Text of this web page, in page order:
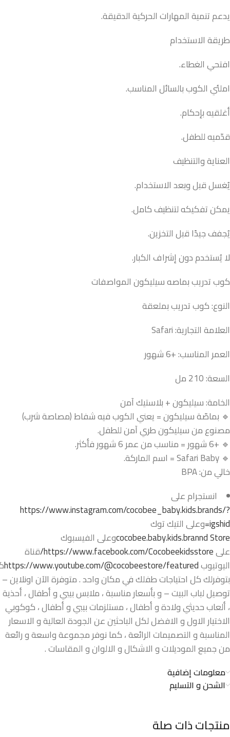
يدعم تنمية المهارات الحركية الدقيقة.
طريقة الاستخدام
افتحي الغطاء.
املئي الكوب بالسائل المناسب.
أغلقيه بإحكام.
قدّميه للطفل.
العناية والتنظيف
يُغسل قبل وبعد الاستخدام.
يمكن تفكيكه لتنظيف كامل.
يُجفف جيدًا قبل التخزين.
لا يُستخدم دون إشراف الكبار.
كوب تدريب بماصه سيليكون المواصفات
النوع: كوب تدريب بملعقة
العلامة التجارية: Safari
العمر المناسب: +6 شهور
السعة: 210 مل
الخامة: سيليكون + بلاستيك آمن
🔹 بماصّة سيليكون = يعني الكوب فيه شفاط (مصاصة شرب)
مصنوع من سيليكون طري آمن للطفل.
🔹 +6 شهور = مناسب من عمر 6 شهور فأكثر.
🔹 Safari Baby = اسم الماركة.
خالي من: BPA
انستجرام على
https://www.instagram.com/cocobee_baby.kids.brands/?
igshid= وعلى التيك توك
cocobee.baby.kids.brannd Storeوعلى الفيسبوك
علىhttps://www.facebook.com/Cocobeekidsstore/ قناة
اليوتيوبhttps://www.youtube.com/@cocobeestore/featured
بتوفرلك كل احتياجات طفلك في مكان واحد . متوفرة الآن اونلاين –
توصيل لباب البيت – و بأسعار مناسبة ، ملابس بيبي و أطفال ، أحذية
، ألعاب حديثي ولادة و أطفال ، مستلزمات بيبي و أطفال ، كوكوبي
الاختيار الاول و الافضل لكل الباحثين عن الجودة العالية و الاسعار
المناسبة و التصميمات الرائعة ، كما نوفر مجموعة واسعة و رائعة
من جميع الموديلات و الاشكال و الالوان و المقاسات .
معلومات إضافية
الشحن و التسليم
منتجات ذات صلة